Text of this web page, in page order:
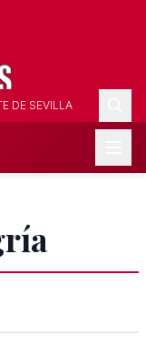
DE SEVILLA